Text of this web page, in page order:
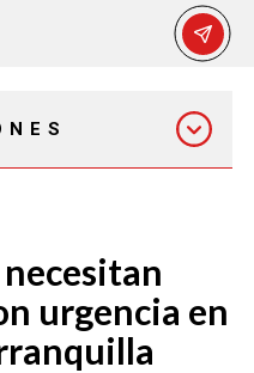
PM
PM
urgencia en